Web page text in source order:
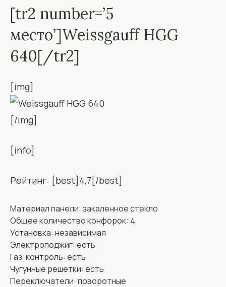
[tr2 number=’5
место’]Weissgauff HGG
640[/tr2]
[img]
[/img]
[info]
Рейтинг: [best]4,7[/best]
Материал панели: закаленное стекло
Общее количество конфорок: 4
Установка: независимая
Электроподжиг: есть
Газ-контроль: есть
Чугунные решетки: есть
Переключатели: поворотные